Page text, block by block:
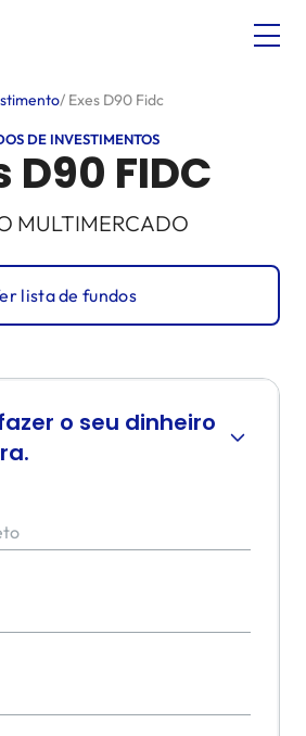
/ Exes D90 Fidc
DE INVESTIMENTOS
D90 FIDC
MULTIMERCADO
lista de fundos
o seu dinheiro